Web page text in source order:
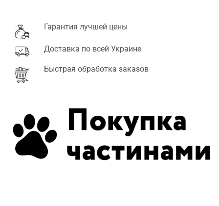
Гарантия лучшей цены
Доставка по всей Украине
Быстрая обработка заказов